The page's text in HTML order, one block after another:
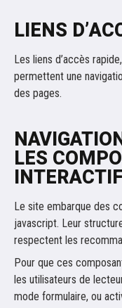
LIENS
Les liens d’accès
permettent une
des pages.
LES
Le site embarque des
javascript. Leur
respectent les
Pour que ces
les utilisateurs de
mode formulaire, ou